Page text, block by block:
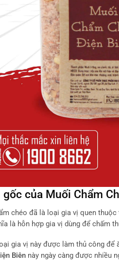
gốc của Muối Chẩm
chéo đã là loại gia vị quen thuộc
là hỗn hợp gia vị dùng để chấm
gia vị này được làm thủ công
Biên này ngày càng được nhiều